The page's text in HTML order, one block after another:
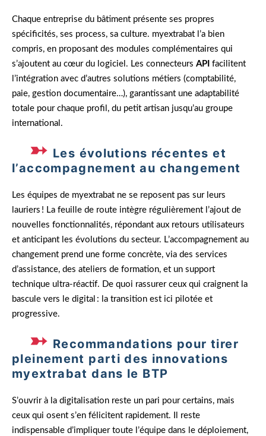
Chaque entreprise du bâtiment présente ses propres
spécificités, ses process, sa culture. myextrabat l’a bien
compris, en proposant des modules complémentaires qui
s’ajoutent au cœur du logiciel. Les connecteurs API facilitent
l’intégration avec d’autres solutions métiers (comptabilité,
paie, gestion documentaire…), garantissant une adaptabilité
totale pour chaque profil, du petit artisan jusqu’au groupe
international.
Les évolutions récentes et
l’accompagnement au changement
Les équipes de myextrabat ne se reposent pas sur leurs
lauriers ! La feuille de route intègre régulièrement l’ajout de
nouvelles fonctionnalités, répondant aux retours utilisateurs
et anticipant les évolutions du secteur. L’accompagnement au
changement prend une forme concrète, via des services
d’assistance, des ateliers de formation, et un support
technique ultra-réactif. De quoi rassurer ceux qui craignent la
bascule vers le digital : la transition est ici pilotée et
progressive.
Recommandations pour tirer
pleinement parti des innovations
myextrabat dans le BTP
S’ouvrir à la digitalisation reste un pari pour certains, mais
ceux qui osent s’en félicitent rapidement. Il reste
indispensable d’impliquer toute l’équipe dans le déploiement,